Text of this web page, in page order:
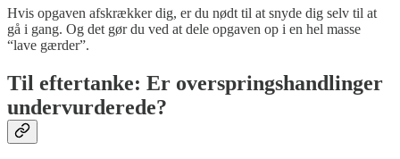
Hvis opgaven afskrækker dig, er du nødt til at snyde dig selv til at
gå i gang. Og det gør du ved at dele opgaven op i en hel masse
“lave gærder”.
Til eftertanke: Er overspringshandlinger
undervurderede?